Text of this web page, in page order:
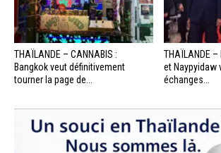
THAÏLANDE – CANNABIS :
Bangkok veut définitivement
tourner la page de...
THAÏLANDE –
et Naypyidaw
échanges...